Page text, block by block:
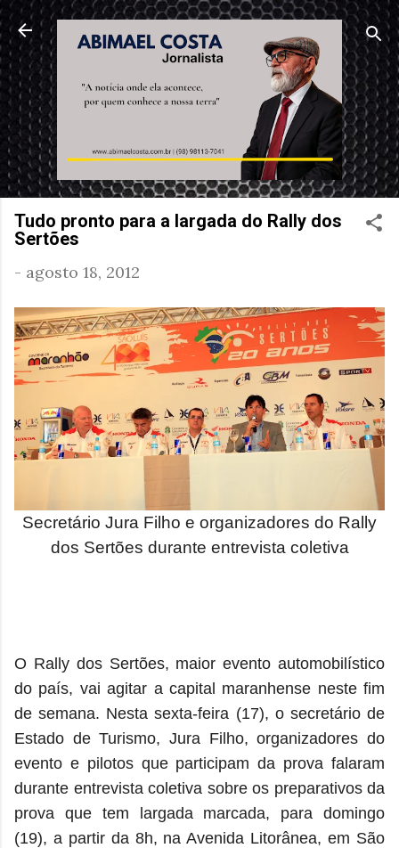
Pular para o conteúdo principal
Tudo pronto para a largada do Rally dos
Sertões
- agosto 18, 2012
Secretário Jura Filho e organizadores do Rally
dos Sertões durante entrevista coletiva
O Rally dos Sertões, maior evento automobilístico
do país, vai agitar a capital maranhense neste fim
de semana. Nesta sexta-feira (17), o secretário de
Estado de Turismo, Jura Filho, organizadores do
evento e pilotos que participam da prova falaram
durante entrevista coletiva sobre os preparativos da
prova que tem largada marcada, para domingo
(19), a partir da 8h, na Avenida Litorânea, em São